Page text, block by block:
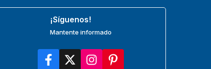
¡Síguenos!
Mantente informado